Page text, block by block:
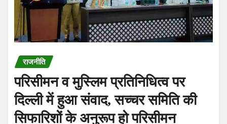
राजनीति
परिसीमन व मुस्लिम प्रतिनिधित्व पर
दिल्ली में हुआ संवाद, सच्चर समिति की
सिफारिशों के अनुरूप हो परिसीमन
TRUE STORY Jun 24, 2026 0